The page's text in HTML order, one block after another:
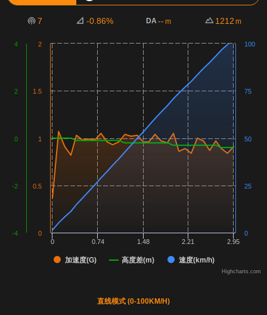
7 -0.86% DA-- m 1212 m
加速度(G) 高度差(m) 速度(km/h)
0 0.74 1.48 2.21 2.95
0
0.5
1
1.5
2
-4
-2
0
2
4
0
25
50
75
100
Highcharts.com
直线模式 (0-100KM/H)